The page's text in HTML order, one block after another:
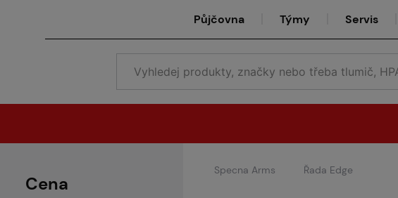
Půjčovna Týmy Servis
Cena
Specna Arms Řada Edge